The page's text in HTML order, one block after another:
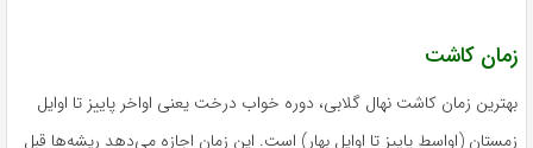
زمان کاشت
بهترین زمان کاشت نهال گلابی، دوره خواب درخت یعنی اواخر پاییز تا اوایل
زمستان (اواسط پاییز تا اوایل بهار) است. این زمان اجازه می‌دهد ریشه‌ها قبل